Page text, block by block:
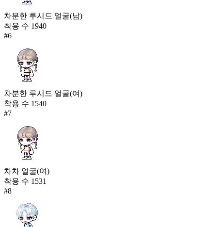
차분한 루시드 얼굴(남)
착용 수 1940
#6
차분한 루시드 얼굴(여)
착용 수 1540
#7
차차 얼굴(여)
착용 수 1531
#8